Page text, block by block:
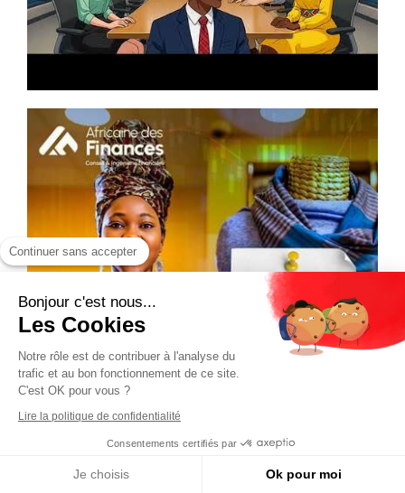
Continuer sans accepter
Bonjour c'est nous...
Les Cookies
Notre rôle est de contribuer à l'analyse du
trafic et au bon fonctionnement de ce site.
C'est OK pour vous ?
Lire la politique de confidentialité
Consentements certifiés par
Je choisis Ok pour moi